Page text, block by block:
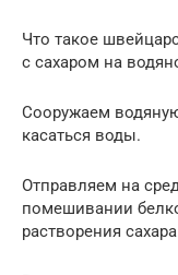
Что такое
с сахаром на
Сооружаем
касаться воды.
Отправляем на
помешивании
растворения